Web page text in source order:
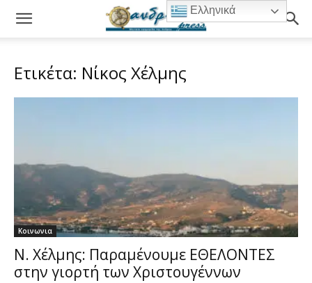
Ετικέτα: Νίκος Χέλμης
Κοινωνια
Ν. Χέλμης: Παραμένουμε ΕΘΕΛΟΝΤΕΣ
στην γιορτή των Χριστουγέννων
Ελληνικά